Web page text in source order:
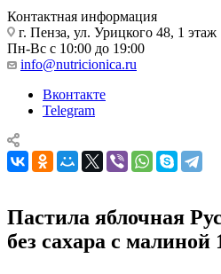
Контактная информация
г. Пенза, ул. Урицкого 48, 1 этаж
Пн-Вс с 10:00 до 19:00
info@nutricionica.ru
Вконтакте
Telegram
Пастила яблочная
без сахара с малиной